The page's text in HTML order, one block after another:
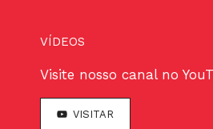
VÍDEOS
Visite nosso canal no
VISITAR